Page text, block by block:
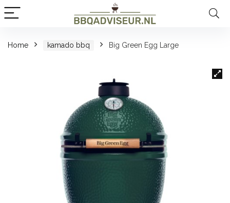
Home kamado bbq Big Green Egg Large